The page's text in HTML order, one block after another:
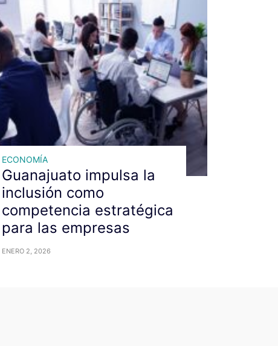
ECONOMÍA
Guanajuato impulsa la
inclusión como
competencia estratégica
para las empresas
ENERO 2, 2026